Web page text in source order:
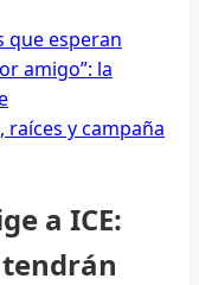
que esperan
amigo”: la
raíces y campaña
a ICE: